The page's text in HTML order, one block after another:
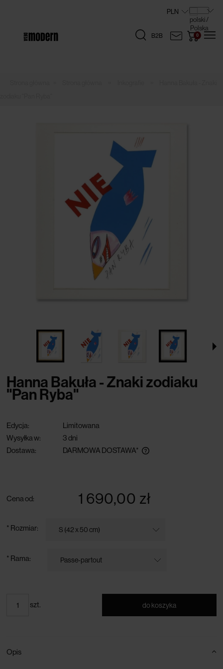
B2B
Hanna Bakuła - Znaki zodiaku
"Pan Ryba"
Edycja:
Limitowana
Wysyłka w:
3 dni
Dostawa:
DARMOWA DOSTAWA*
Cena od: 1 690,00 zł
* Rozmiar:
* Rama:
szt. do koszyka
Opis